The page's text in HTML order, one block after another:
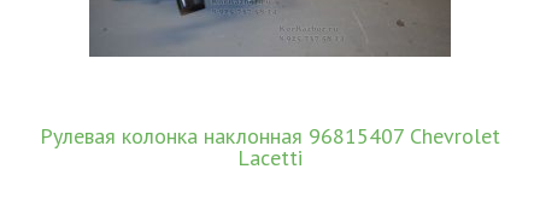
Рулевая колонка наклонная 96815407 Chevrolet
Lacetti